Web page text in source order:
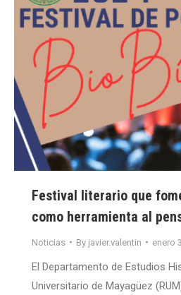
Festival literario que
como herramienta al
Noticias By javier.valentin enero
El Departamento de Estudios
Universitario de Mayagüez